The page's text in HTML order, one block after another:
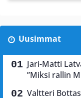
Uusimmat
Jari-Matti
”Miksi rallin
Valtteri